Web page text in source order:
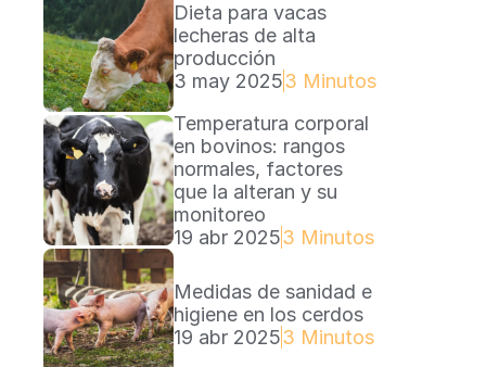
Dieta para vacas
lecheras de alta
producción
3 may 20253 Minutos Lectura
Temperatura corporal
en bovinos: rangos
normales, factores
que la alteran y su
monitoreo
19 abr 20253 Minutos Lectura
Medidas de sanidad e
higiene en los cerdos
19 abr 20253 Minutos Lectura